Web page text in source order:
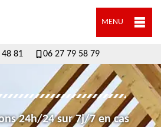
MENU
81 06 27 79 58 79
24h/24 sur 7j/7 en cas